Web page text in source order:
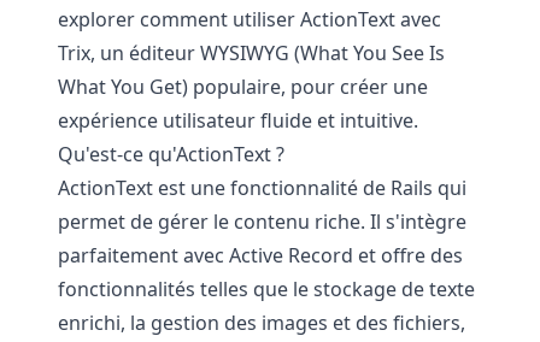
explorer comment utiliser ActionText avec
Trix, un éditeur WYSIWYG (What You See Is
What You Get) populaire, pour créer une
expérience utilisateur fluide et intuitive.
Qu'est-ce qu'ActionText ?
ActionText est une fonctionnalité de Rails qui
permet de gérer le contenu riche. Il s'intègre
parfaitement avec Active Record et offre des
fonctionnalités telles que le stockage de texte
enrichi, la gestion des images et des fichiers,